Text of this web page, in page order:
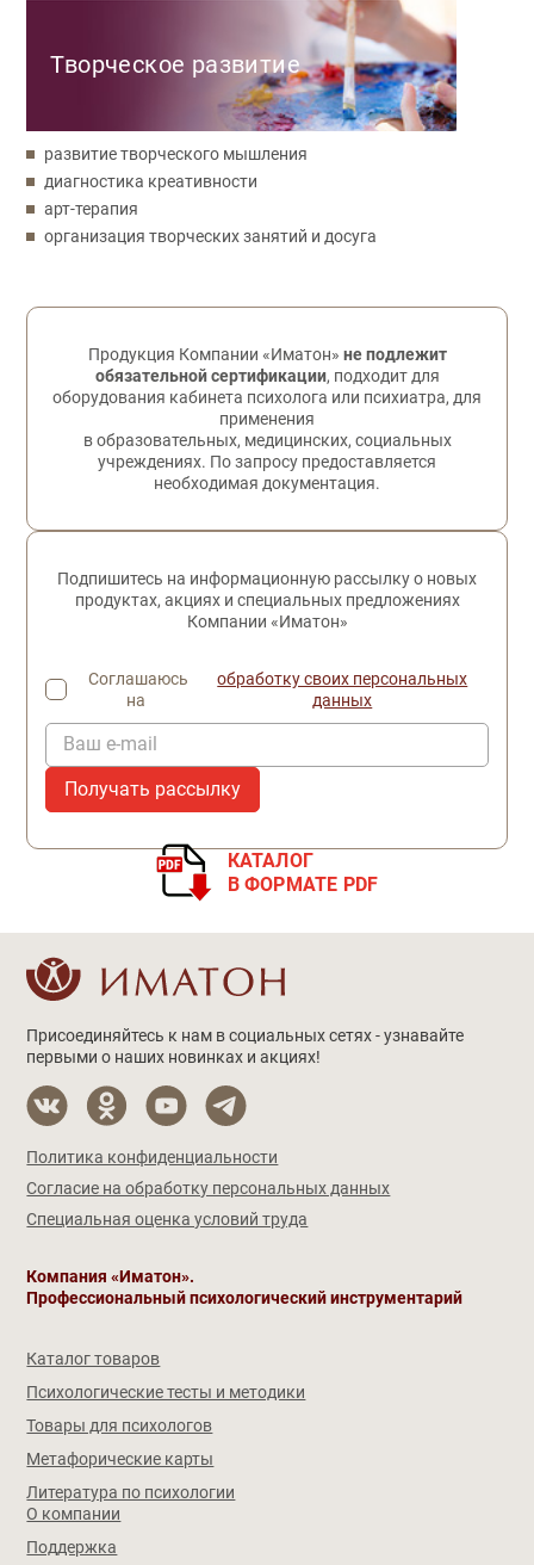
Творческое развитие
развитие творческого мышления
диагностика креативности
арт-терапия
организация творческих занятий и досуга
Обратная связь
Продукция Компании «Иматон» не подлежит
обязательной сертификации, подходит для
оборудования кабинета психолога или психиатра, для
применения
в образовательных, медицинских, социальных
учреждениях. По запросу предоставляется
необходимая документация.
Подпишитесь на информационную рассылку о новых
продуктах, акциях и специальных предложениях
Компании «Иматон»
Соглашаюсь
на
обработку своих персональных
данных
Ваш e-mail
КАТАЛОГ
В ФОРМАТЕ PDF
Присоединяйтесь к нам в социальных сетях - узнавайте
первыми о наших новинках и акциях!
Политика конфиденциальности
Согласие на обработку персональных данных
Специальная оценка условий труда
Компания «Иматон».
Профессиональный психологический инструментарий
Каталог товаров
Психологические тесты и методики
Товары для психологов
Метафорические карты
Литература по психологии
О компании
Поддержка